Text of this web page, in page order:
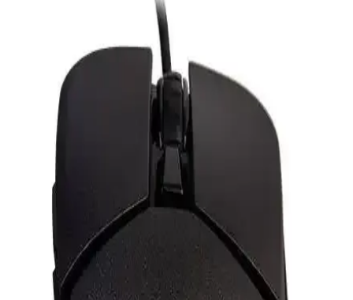
Glorious Model D beyaz RGB oyuncu mouse, yüksek DPI,
ergonomik tasarım ve şık görünümüyle öne çıkıyor. Hafifliği ve
kişiselleştirilebilir RGB özellikleriyle oyun deneyimini artırıyor.
Everest SM-GX21 ve Rampage SMX-G68 Oyuncu
Mouse Karşılaştırması
Everest SM-GX21 ve Rampage SMX-G68 oyuncu fareleri, yüksek
DPI, RGB ışıklandırma ve ergonomi özellikleriyle öne çıkıyor.
Kullanıcı yorumları ve performans karşılaştırmasıyla en uygun
seçimi yapmanıza yardımcı olur.
Claw's Nexus X1 ve Rampage SMX-R21 Oyuncu
Mouse'larının Detaylı Karşılaştırması
Claw's Nexus X1 ve Rampage SMX-R21, yüksek DPI, RGB
aydınlatma ve ergonomi özellikleriyle öne çıkıyor. Performans ve
tasarım açısından karşılaştırılarak, kullanıcıların tercihine yardımcı